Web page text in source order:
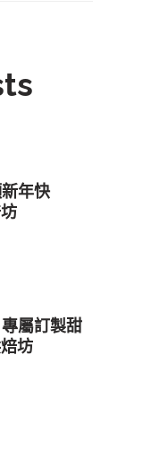
年快
屬訂製甜
坊